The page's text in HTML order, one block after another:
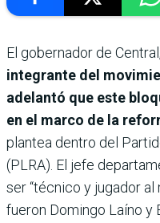
El gobernador de Central,
integrante del
adelantó que este
en el marco de la
plantea dentro del
(PLRA). El jefe
ser “técnico y jugador
fueron Domingo Laíno y